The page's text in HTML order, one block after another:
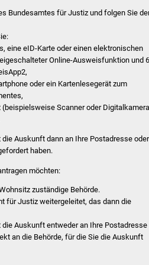
Bundesamtes für Justiz und folgen Sie
eine eID-Karte oder einen elektronischen
Online-Ausweisfunktion und
oder ein Kartenlesegerät zum
Scanner oder
Auskunft dann an Ihre Postadresse oder
haben.
möchten:
zuständige Behörde.
für Justiz weitergeleitet, das dann die
Auskunft entweder an Ihre Postadresse
an die Behörde, für die Sie die Auskunft